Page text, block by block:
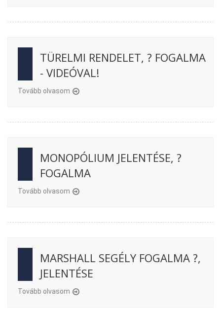
TÜRELMI RENDELET, ? FOGALMA
- VIDEÓVAL!
Tovább olvasom
MONOPÓLIUM JELENTÉSE, ?
FOGALMA
Tovább olvasom
MARSHALL SEGÉLY FOGALMA ?,
JELENTÉSE
Tovább olvasom